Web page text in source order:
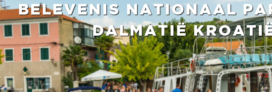
BELEVENIS NATIONAAL
DALMATIË